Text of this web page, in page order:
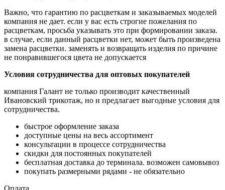
Важно, что гарантию по расцветкам и заказываемых моделей
компания не дает. если у вас есть строгие пожелания по
расцветкам, просьба указывать это при формировании заказа.
в случае, если данный расцветки нет, может быть произведена
замена расцветки. заменять и возвращать изделия по причине
не понравившегося цвета не допускается
Условия сотрудничества для оптовых покупателей
компания Галант не только производит качественный
Ивановский трикотаж, но и предлагает выгодные условия для
сотрудничества.
быстрое оформление заказа
доступные цены на весь ассортимент
консультации в процессе сотрудничества
скидки для постоянных покупателей
бесплатная доставка до терминала. возможен самовывоз
покупать размерными рядами - не обязательно
Оплата